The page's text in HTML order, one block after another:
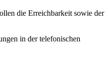
die Erreichbarkeit sowie der
in der telefonischen